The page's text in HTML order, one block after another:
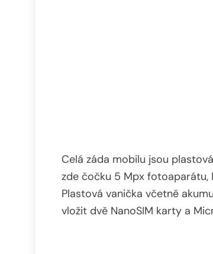
Celá záda mobilu jsou
zde čočku 5 Mpx fotoaparátu,
Plastová vanička včetně
vložit dvě NanoSIM karty a